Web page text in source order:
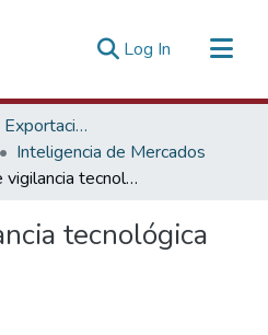
Log In (current)
Promoción de las Exportaciones
Inteligencia de Mercados
Informe de vigilancia tecnológica sector minería
tecnológica